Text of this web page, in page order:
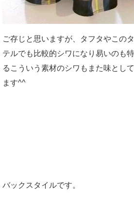
ご存じと思いますが、タフタやこの
テルでも比較的シワになり易いのも
るこういう素材のシワもまた味とし
ます^^
バックスタイルです。